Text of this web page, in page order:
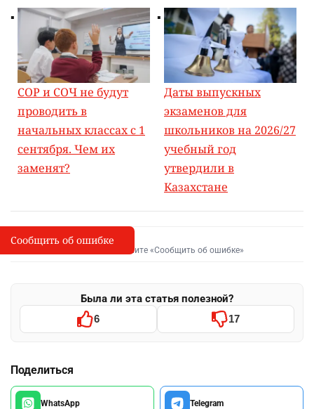
СОР и СОЧ не будут
проводить в
начальных классах с 1
сентября. Чем их
заменят?
Даты выпускных
экзаменов для
школьников на 2026/27
учебный год
утвердили в
Казахстане
I
Сообщить об опечатке
Выделите фрагмент и нажмите «Сообщить об ошибке»
Была ли эта статья полезной?
6 17
Поделиться
WhatsApp Telegram
Сообщить об ошибке